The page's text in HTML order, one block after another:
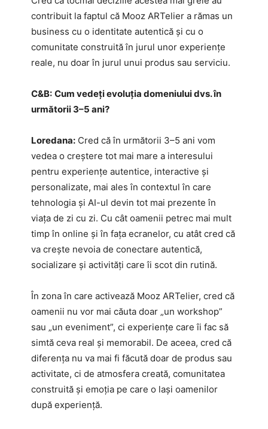
contribuit la faptul că Mooz ARTelier a rămas un
business cu o identitate autentică și cu o
comunitate construită în jurul unor experiențe
reale, nu doar în jurul unui produs sau serviciu.
C&B: Cum vedeți evoluția domeniului dvs. în
următorii 3–5 ani?
Loredana: Cred că în următorii 3–5 ani vom
vedea o creștere tot mai mare a interesului
pentru experiențe autentice, interactive și
personalizate, mai ales în contextul în care
tehnologia și AI-ul devin tot mai prezente în
viața de zi cu zi. Cu cât oamenii petrec mai mult
timp în online și în fața ecranelor, cu atât cred că
va crește nevoia de conectare autentică,
socializare și activități care îi scot din rutină.
În zona în care activează Mooz ARTelier, cred că
oamenii nu vor mai căuta doar „un workshop”
sau „un eveniment”, ci experiențe care îi fac să
simtă ceva real și memorabil. De aceea, cred că
diferența nu va mai fi făcută doar de produs sau
activitate, ci de atmosfera creată, comunitatea
construită și emoția pe care o lași oamenilor
după experiență.